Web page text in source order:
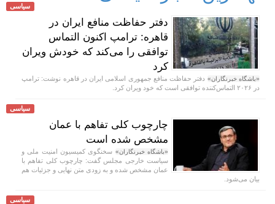
سیاسی
دفتر حفاظت منافع ایران در
قاهره: ترامپ اکنون التماس
توافقی را می‌کند که خودش ویران
کرد
«باشگاه خبرنگاران» دفتر حفاظت منافع جمهوری اسلامی ایران در قاهره نوشت: ترامپ
در ۲۰۲۶ التماس‌کننده توافقی است که خود ویران کرد.
سیاسی
چارچوب کلی تفاهم با عمان
مشخص شده است
«باشگاه خبرنگاران» سخنگوی کمیسیون امنیت ملی و
سیاست خارجی مجلس گفت: چارچوب کلی تفاهم با
عمان مشخص شده و به زودی متن نهایی و جزئیات هم
بیان می‌شود.
سیاسی